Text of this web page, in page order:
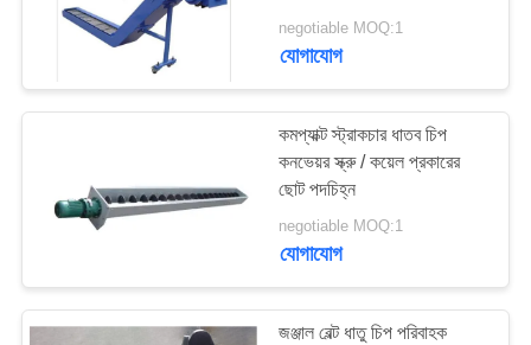
উদ্ধৃতির
negotiable MOQ:1
যোগাযোগ
কমপ্যাক্ট স্ট্রাকচার ধাতব চিপ
কনভেয়র স্ক্রু / কয়েল প্রকারের
ছোট পদচিহ্ন
negotiable MOQ:1
যোগাযোগ
জঞ্জাল বেল্ট ধাতু চিপ পরিবাহক